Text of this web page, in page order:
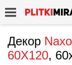
Декор
60X120,